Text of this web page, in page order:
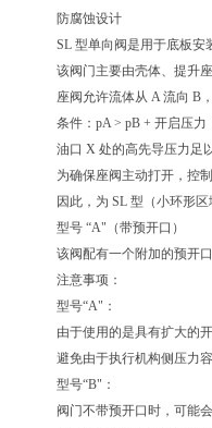
防腐蚀设计
SL 型单向阀是用于底板
该阀门主要由壳体、提升
座阀允许流体从 A 流向 B
条件：pA > pB + 开启压力
油口 X 处的高先导压力足
为确保座阀主动打开，控
因此，为 SL 型（小环形
型号 “A"（带预开口）
该阀配有一个附加的预开
注意事项：
型号“A"：
由于使用的是具有扩大的
避免由于执行机构侧压力
型号“B"：
阀门不带预开口时，可能